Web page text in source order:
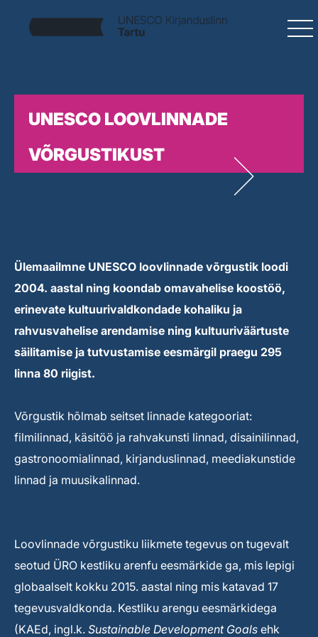
UNESCO LOOVLINNADE
VÕRGUSTIKUST
Ülemaailmne UNESCO loovlinnade võrgustik loodi
2004. aastal ning koondab omavahelise koostöö,
erinevate kultuurivaldkondade kohaliku ja
rahvusvahelise arendamise ning kultuuriväärtuste
säilitamise ja tutvustamise eesmärgil praegu 295
linna 80 riigist.
Võrgustik hõlmab seitset linnade kategooriat:
filmilinnad, käsitöö ja rahvakunsti linnad, disainilinnad,
gastronoomialinnad, kirjanduslinnad, meediakunstide
linnad ja muusikalinnad.
Loovlinnade võrgustiku liikmete tegevus on tugevalt
seotud ÜRO kestliku arenfu eesmärkide ga, mis lepigi
globaalselt kokku 2015. aastal ning mis katavad 17
tegevusvaldkonda. Kestliku arengu eesmärkidega
(KAEd, ingl.k. Sustainable Development Goals ehk